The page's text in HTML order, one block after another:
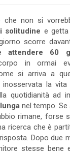
che non si
solitudine e
scorre
attendere 60
in ormai
si arriva a
la
quotidianità ad
nel tempo.
rimane, forse
ricerca che è
Dopo due
stesse bene